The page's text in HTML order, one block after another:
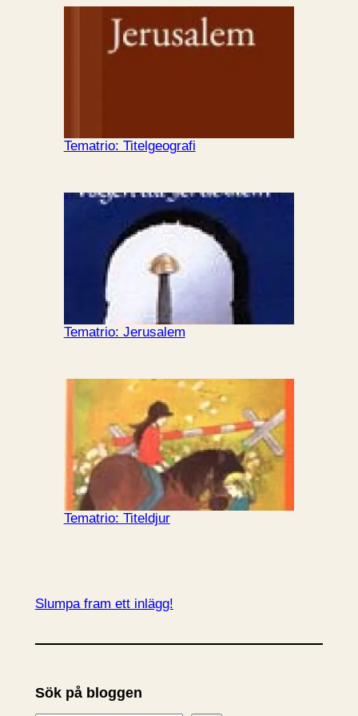
Tematrio: Titelgeografi
Tematrio: Jerusalem
Tematrio: Titeldjur
Slumpa fram ett inlägg!
Sök på bloggen